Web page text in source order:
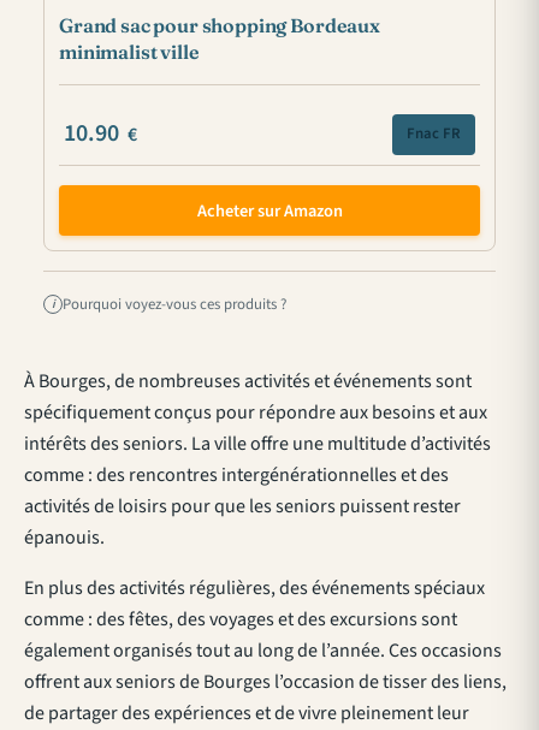
Grand sac pour shopping Bordeaux
minimalist ville
10.90 € Fnac FR
Acheter sur Amazon
i Pourquoi voyez-vous ces produits ?
À Bourges, de nombreuses activités et événements sont
spécifiquement conçus pour répondre aux besoins et aux
intérêts des seniors. La ville offre une multitude d’activités
comme : des rencontres intergénérationnelles et des
activités de loisirs pour que les seniors puissent rester
épanouis.
En plus des activités régulières, des événements spéciaux
comme : des fêtes, des voyages et des excursions sont
également organisés tout au long de l’année. Ces occasions
offrent aux seniors de Bourges l’occasion de tisser des liens,
de partager des expériences et de vivre pleinement leur